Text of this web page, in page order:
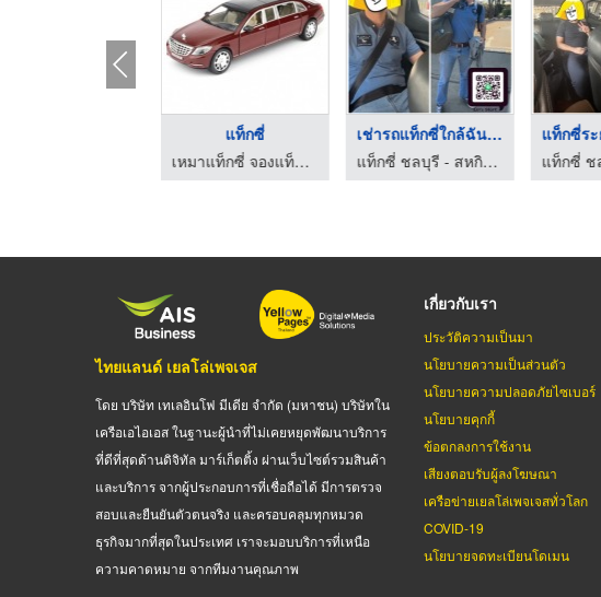
แท็กซี่
เหมาแท็กซี่ จองแท็กซี่ เรียกแท็กซี่ รถตู้ ไปต่างจังหวัด ไปทั่วไทย รับ-ส่งสนามบินทั่วประเทศ มีรถให้บริการตลอด 24 ชั่วโมง
เช่ารถแท็กซี่ใกล้ฉัน ...
แท็กซี่ ชลบุรี - สหกิจ ยูเนียน อินเตอร์กรุ๊ป
ไทยแลนด์ เยลโล่เพจเจส
โดย บริษัท เทเลอินโฟ มีเดีย จำกัด (มหาชน) บริษัทใน
เครือเอไอเอส ในฐานะผู้นำที่ไม่เคยหยุดพัฒนาบริการ
ที่ดีที่สุดด้านดิจิทัล มาร์เก็ตติ้ง ผ่านเว็บไซต์รวมสินค้า
และบริการ จากผู้ประกอบการที่เชื่อถือได้ มีการตรวจ
สอบและยืนยันตัวตนจริง และครอบคลุมทุกหมวด
ธุรกิจมากที่สุดในประเทศ เราจะมอบบริการที่เหนือ
ความคาดหมาย จากทีมงานคุณภาพ
เกี่ยวกับเรา
ประวัติความเป็นมา
นโยบายความเป็นส่วนตัว
นโยบายความปลอดภัยไซเบอร์
นโยบายคุกกี้
ข้อตกลงการใช้งาน
เสียงตอบรับผู้ลงโฆษณา
เครือข่ายเยลโล่เพจเจสทั่วโลก
COVID-19
นโยบายจดทะเบียนโดเมน